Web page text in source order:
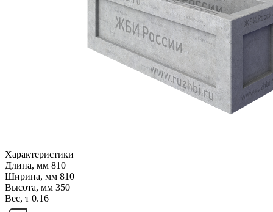
Характеристики
Длина, мм 810
Ширина, мм 810
Высота, мм 350
Вес, т 0.16